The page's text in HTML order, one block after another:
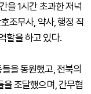
을 1시간 초과한 저녁
조무사, 약사, 행정 직
할을 하고 있다.
을 동원했고, 전북의
조달했으며, 간무협